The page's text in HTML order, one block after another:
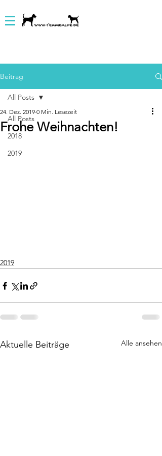
Beitrag
All Posts
2018
2019
All Posts
Frohe Weihnachten!
24. Dez. 2019 0 Min. Lesezeit
2019
Aktuelle Beiträge Alle ansehen